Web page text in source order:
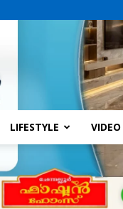
LIFESTYLE VIDEO